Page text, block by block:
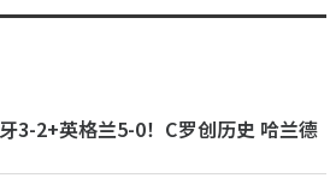
3-2+英格兰5-0！C罗创历史 哈兰德